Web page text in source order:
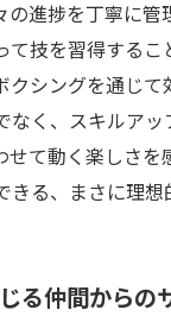
の進捗を丁寧に管
て技を習得するこ
クシングを通じて
なく、スキルア
せて動く楽しさを
きる、まさに理想
る仲間からの